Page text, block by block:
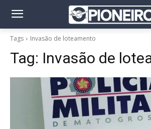
Tags Invasão de loteamento
Tag: Invasão de